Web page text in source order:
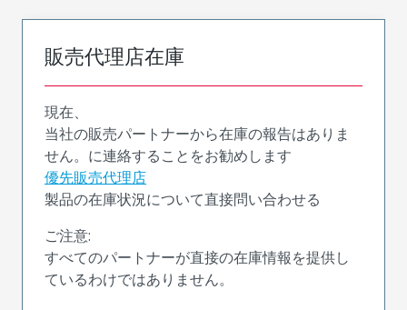
販売代理店在庫
現在、
当社の販売パートナーから在庫の報告はありま
せん。に連絡することをお勧めします
優先販売代理店
製品の在庫状況について直接問い合わせる
ご注意:
すべてのパートナーが直接の在庫情報を提供し
ているわけではありません。